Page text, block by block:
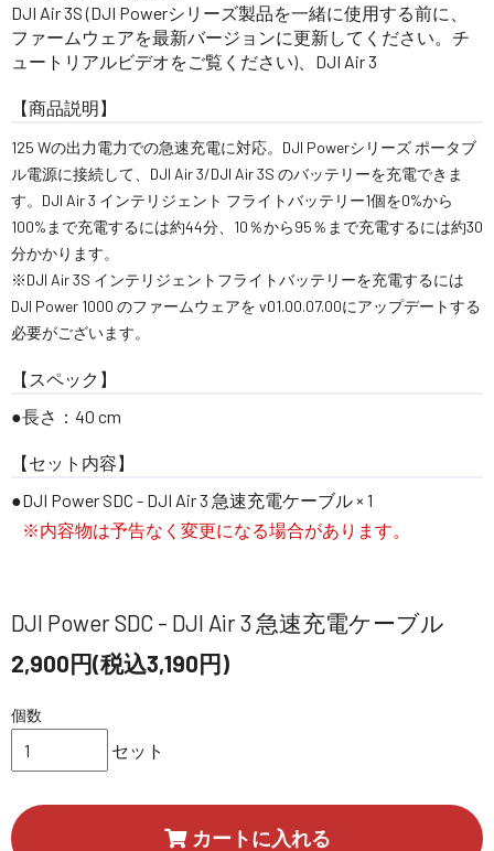
DJI Air 3S (DJI Powerシリーズ製品を一緒に使用する前に、
ファームウェアを最新バージョンに更新してください。チ
ュートリアルビデオをご覧ください)、DJI Air 3
【商品説明】
125 Wの出力電力での急速充電に対応。DJI Powerシリーズ ポータブ
ル電源に接続して、DJI Air 3/DJI Air 3S のバッテリーを充電できま
す。DJI Air 3 インテリジェント フライトバッテリー1個を0%から
100%まで充電するには約44分、10％から95％まで充電するには約30
分かかります。
※DJI Air 3S インテリジェントフライトバッテリーを充電するには
DJI Power 1000 のファームウェアを v01.00.07.00にアップデートする
必要がございます。
【スペック】
長さ：40 cm
【セット内容】
DJI Power SDC - DJI Air 3 急速充電ケーブル × 1
※内容物は予告なく変更になる場合があります。
DJI Power SDC - DJI Air 3 急速充電ケーブル
2,900円(税込3,190円)
個数
セット
カートに入れる